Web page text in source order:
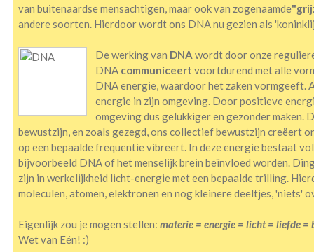
van buitenaardse mensachtigen, maar ook van zogenaamde
andere soorten. Hierdoor wordt ons DNA nu gezien als
De werking van DNA wordt door onze
DNA communiceert voortdurend met alle
DNA energie, waardoor het zaken
energie in zijn omgeving. Door positieve
omgeving dus gelukkiger en gezonder
bewustzijn, en zoals gezegd, ons collectief bewustzijn creëert
op een bepaalde frequentie vibreert. In deze energie bestaat
bijvoorbeeld DNA of het menselijk brein beïnvloed worden.
zijn in werkelijkheid licht-energie met een bepaalde trilling.
moleculen, atomen, elektronen en nog kleinere deeltjes, 'niets'
Eigenlijk zou je mogen stellen: materie = energie = licht = liefde =
Wet van Eén! :)